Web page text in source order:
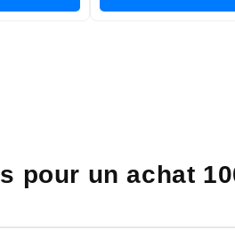
pour un achat